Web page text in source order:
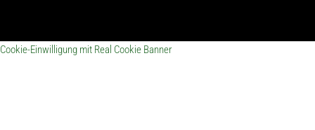
Cookie-Einwilligung mit Real Cookie Banner